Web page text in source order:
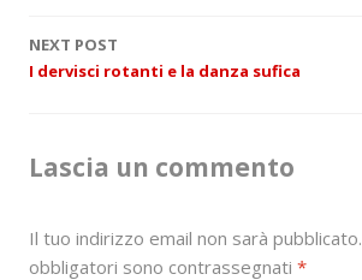
s
n
v
NEXT POST
I dervisci rotanti e la danza sufica
Lascia un commento
Il tuo indirizzo email non sarà pubblicato.
obbligatori sono contrassegnati *